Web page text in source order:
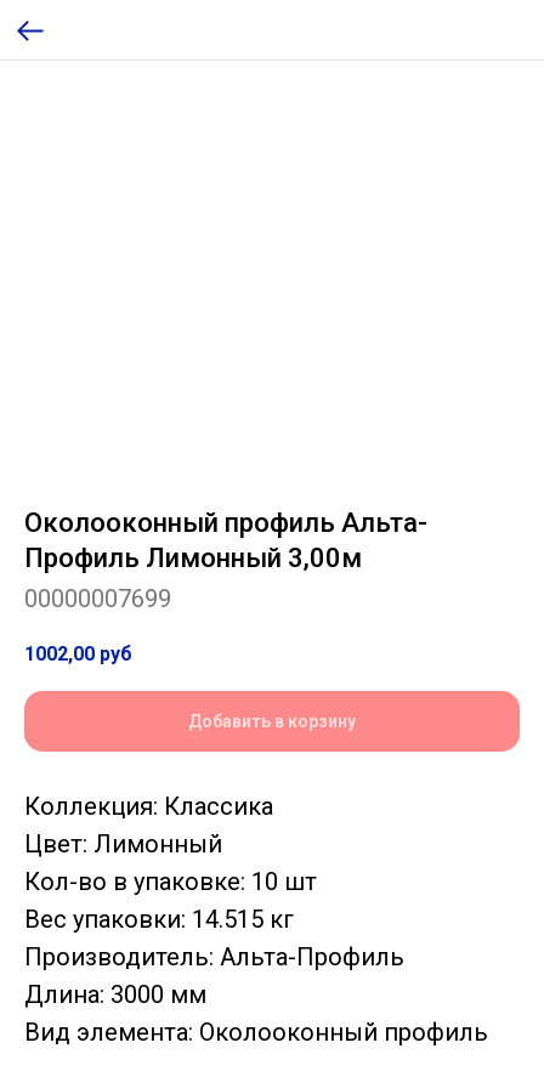
Околооконный профиль Альта-
Профиль Лимонный 3,00м
00000007699
1002,00 руб
Добавить в корзину
Коллекция: Классика
Цвет: Лимонный
Кол-во в упаковке: 10 шт
Вес упаковки: 14.515 кг
Производитель: Альта-Профиль
Длина: 3000 мм
Вид элемента: Околооконный профиль